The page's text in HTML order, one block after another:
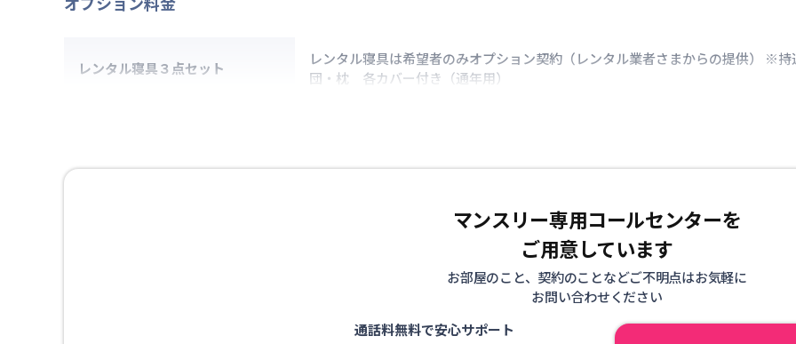
レンタル寝具３点セット
レンタル寝具は希望者のみオプション契約（レンタル業者さまからの提供） ※
団・枕 各カバー付き（通年用）
マンスリー専用コールセンターを
ご用意しています
お部屋のこと、契約のことなどご不明点はお気軽に
お問い合わせください
通話料無料で安心サポート